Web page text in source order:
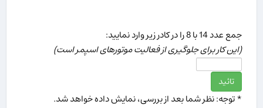
جمع عدد 14 با 8 را در كادر زیر وارد نمایید:
(این كار برای جلوگیری از فعالیت موتورهای اسپمر است)
* توجه: نظر شما بعد از بررسی، نمایش داده خواهد شد.